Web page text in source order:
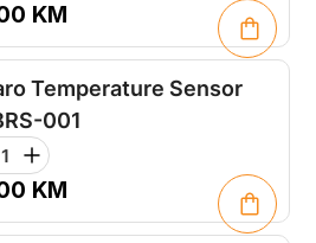
KM
Temperature Sensor
001
KM